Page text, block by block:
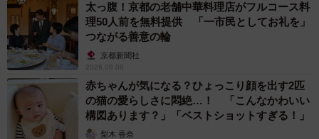
は決まった大きさの容器を入れる冷凍自販機が当たり前だ
ったが、コロナ禍による時代に即した需要に応え、不特定
サイズの商品に対応できる自販機に着目し、開発したとい
う。
「パリッとしていたり、サクッとしていたり、ジューシ
ーだったり。お店の味が再現できる」と飲食関係者。今年
太っ腹！京都の老舗中華料理店がフルコース料
理50人前を無料提供 「一市民としてお礼を」
つながる善意の輪
京都新聞社
2026.08.08
赤ちゃんが気になる？ひょっこり顔を出す2匹
の猫の愛らしさに悶絶…！ 「こんなかわいい
構図あります？」「ベストショットすぎる！」
梨木 香奈